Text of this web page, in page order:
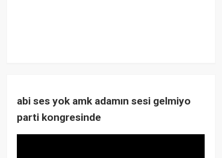
abi ses yok amk adamın sesi gelmiyo
parti kongresinde